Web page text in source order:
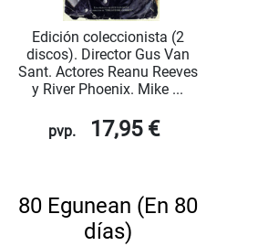
Edición coleccionista (2
discos). Director Gus Van
Sant. Actores Reanu Reeves
y River Phoenix. Mike ...
pvp. 17,95 €
80 Egunean (En 80
días)